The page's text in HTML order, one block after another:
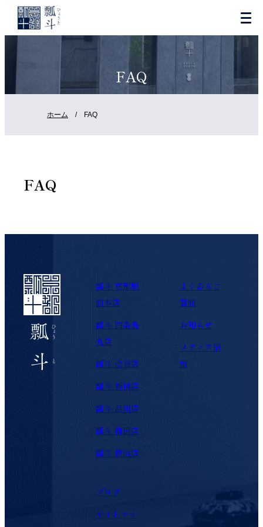
FAQ
ホーム / FAQ
FAQ
瓢斗 京都駅
前本店
瓢斗 四条烏
丸店
瓢斗 渋谷店
瓢斗 新橋店
瓢斗 品川店
瓢斗 梅田店
瓢斗 横浜店
よくあるご
質問
お知らせ
メディア情
報
ブログ
サイトマッ